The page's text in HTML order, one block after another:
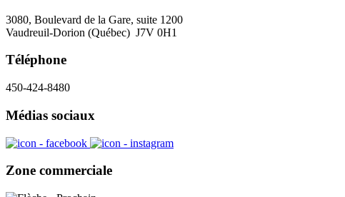
3080, Boulevard de la Gare, suite 1200
Vaudreuil-Dorion (Québec) J7V 0H1
Téléphone
450-424-8480
Médias sociaux
Zone commerciale